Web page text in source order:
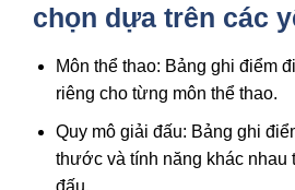
chọn dựa trên các
Môn thể thao: Bảng ghi điểm
riêng cho từng môn thể thao.
Quy mô giải đấu: Bảng ghi
thước và tính năng khác nhau
đấu.